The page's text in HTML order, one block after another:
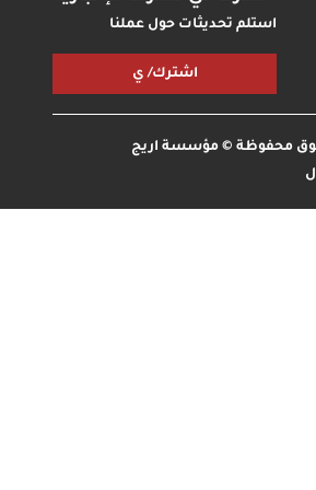
استلم تحديثات حول عملنا
اشترك/ ي
محفوظة © مؤسسة اريج